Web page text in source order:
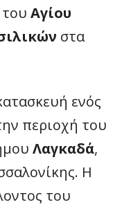
Αγίου
στα
ενός
περιοχή του
Λαγκαδά,
Η
του